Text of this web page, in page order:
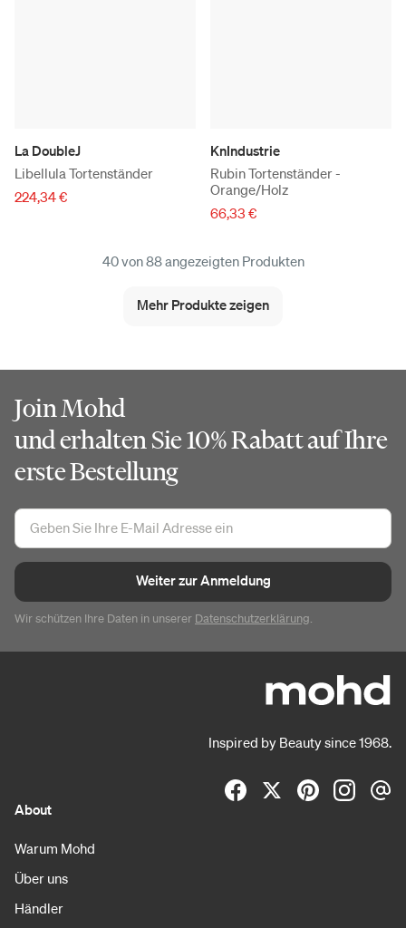
La DoubleJ
Libellula Tortenständer
224,34 €
KnIndustrie
Rubin Tortenständer -
Orange/Holz
66,33 €
40 von 88 angezeigten Produkten
Mehr Produkte zeigen
Join Mohd
und erhalten Sie 10% Rabatt auf Ihre
erste Bestellung
Weiter zur Anmeldung
Wir schützen Ihre Daten in unserer Datenschutzerklärung.
Inspired by Beauty since 1968.
About
Warum Mohd
Über uns
Händler